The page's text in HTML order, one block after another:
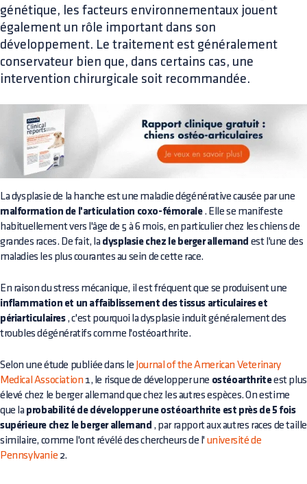
génétique, les facteurs environnementaux jouent
également un rôle important dans son
développement. Le traitement est généralement
conservateur bien que, dans certains cas, une
intervention chirurgicale soit recommandée.
La dysplasie de la hanche est une maladie dégénérative causée par une
malformation de l'articulation coxo-fémorale. Elle se manifeste
habituellement vers l'âge de 5 à 6 mois, en particulier chez les chiens de
grandes races. De fait, la dysplasie chez le berger allemand est l'une des
maladies les plus courantes au sein de cette race.
En raison du stress mécanique, il est fréquent que se produisent une
inflammation et un affaiblissement des tissus articulaires et
périarticulaires, c'est pourquoi la dysplasie induit généralement des
troubles dégénératifs comme l'ostéoarthrite.
Selon une étude publiée dans le Journal of the American Veterinary
Medical Association 1, le risque de développer une ostéoarthriteest plus
élevé chez le berger allemand que chez les autres espèces. On estime
que la probabilité de développer une ostéoarthrite est près de 5 fois
supérieure chez le berger allemand , par rapport aux autres races de taille
similaire, comme l'ont révélé des chercheurs de l' université de
Pennsylvanie 2.